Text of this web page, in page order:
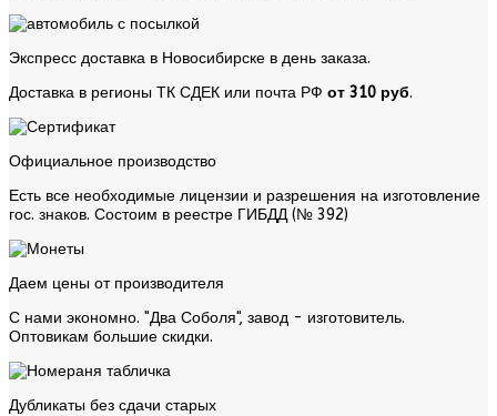
Экспресс доставка в Новосибирске в день заказа.
Доставка в регионы ТК СДЕК или почта РФ от 310 руб.
Официальное производство
Есть все необходимые лицензии и разрешения на изготовление
гос. знаков. Состоим в реестре ГИБДД (№ 392)
Даем цены от производителя
С нами экономно. "Два Соболя", завод - изготовитель.
Оптовикам большие скидки.
Дубликаты без сдачи старых